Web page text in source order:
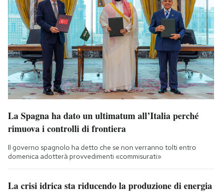
La Spagna ha dato un ultimatum all’Italia perché
rimuova i controlli di frontiera
Il governo spagnolo ha detto che se non verranno tolti entro
domenica adotterà provvedimenti «commisurati»
La crisi idrica sta riducendo la produzione di energia